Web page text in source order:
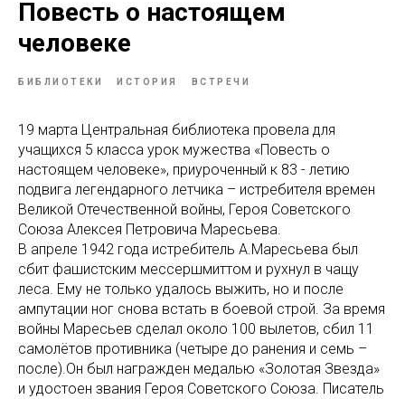
Повесть о настоящем
человеке
БИБЛИОТЕКИ ИСТОРИЯ ВСТРЕЧИ
19 марта Центральная библиотека провела для
учащихся 5 класса урок мужества «Повесть о
настоящем человеке», приуроченный к 83 - летию
подвига легендарного летчика – истребителя времен
Великой Отечественной войны, Героя Советского
Союза Алексея Петровича Маресьева.
В апреле 1942 года истребитель А.Маресьева был
сбит фашистским мессершмиттом и рухнул в чащу
леса. Ему не только удалось выжить, но и после
ампутации ног снова встать в боевой строй. За время
войны Маресьев сделал около 100 вылетов, сбил 11
самолётов противника (четыре до ранения и семь –
после).Он был награжден медалью «Золотая Звезда»
и удостоен звания Героя Советского Союза. Писатель